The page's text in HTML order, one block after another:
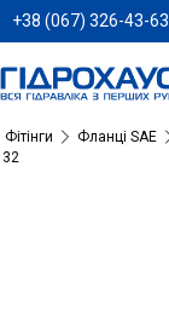
+38 (067) 326-43-63
Фітінги
Фланці SAE